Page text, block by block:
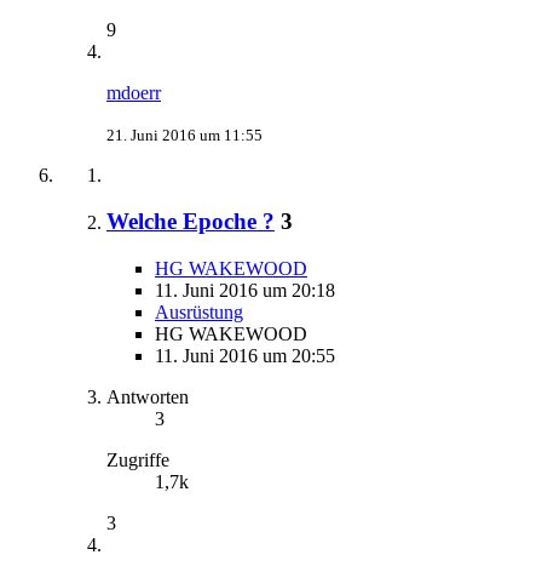
9
mdoerr
21. Juni 2016 um 11:55
Welche Epoche ? 3
HG WAKEWOOD
11. Juni 2016 um 20:18
Ausrüstung
HG WAKEWOOD
11. Juni 2016 um 20:55
Antworten
3
Zugriffe
1,7k
3